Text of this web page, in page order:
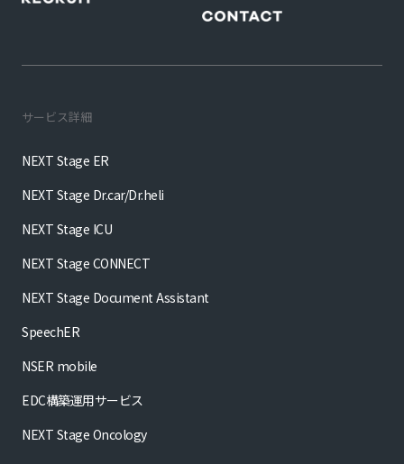
サービス詳細
NEXT Stage ER
NEXT Stage Dr.car/Dr.heli
NEXT Stage ICU
NEXT Stage CONNECT
NEXT Stage Document Assistant
SpeechER
NSER mobile
EDC構築運用サービス
NEXT Stage Oncology